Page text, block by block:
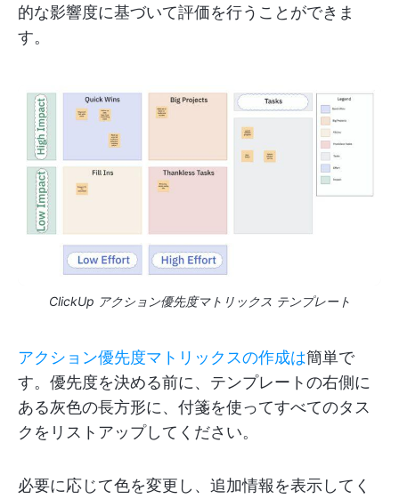
的な影響度に基づいて評価を行うことができま
す。
ClickUp アクション優先度マトリックス テンプレート
アクション優先度マトリックスの作成は簡単で
す。優先度を決める前に、テンプレートの右側に
ある灰色の長方形に、付箋を使ってすべてのタス
クをリストアップしてください。
必要に応じて色を変更し、追加情報を表示してく